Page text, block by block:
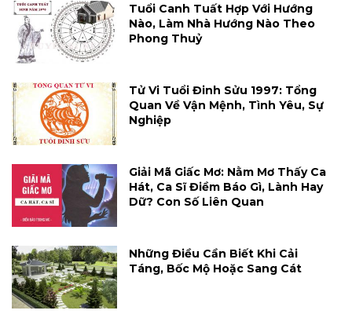
Tuổi Canh Tuất Hợp Với Hướng
Nào, Làm Nhà Hướng Nào Theo
Phong Thuỷ
Tử Vi Tuổi Đinh Sửu 1997: Tổng
Quan Về Vận Mệnh, Tình Yêu, Sự
Nghiệp
Giải Mã Giấc Mơ: Nằm Mơ Thấy Ca
Hát, Ca Sĩ Điềm Báo Gì, Lành Hay
Dữ? Con Số Liên Quan
Những Điều Cần Biết Khi Cải
Táng, Bốc Mộ Hoặc Sang Cát